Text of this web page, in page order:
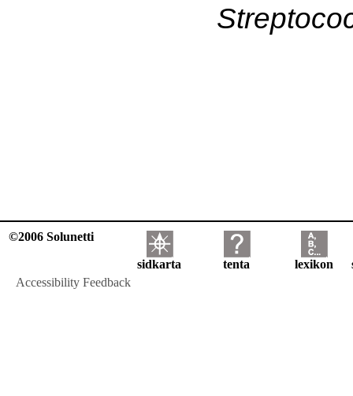
©2006 Solunetti
sidkarta tenta lexikon
Accessibility Feedback